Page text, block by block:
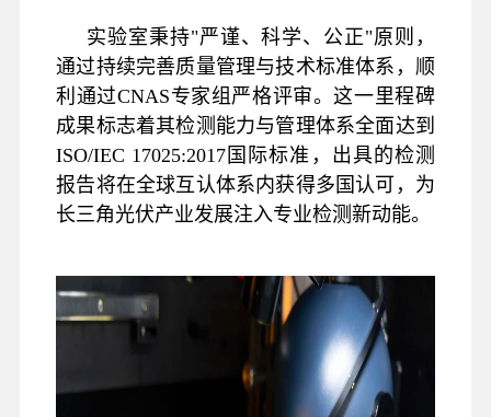
实验室秉持"严谨、科学、公正"原则，
通过持续完善质量管理与技术标准体系，顺
利通过CNAS专家组严格评审。这一里程碑
成果标志着其检测能力与管理体系全面达到
ISO/IEC 17025:2017国际标准，出具的检测
报告将在全球互认体系内获得多国认可，为
长三角光伏产业发展注入专业检测新动能。